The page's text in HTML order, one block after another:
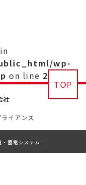
wp-
on line 29
TOP
イアンス
蓄電システム